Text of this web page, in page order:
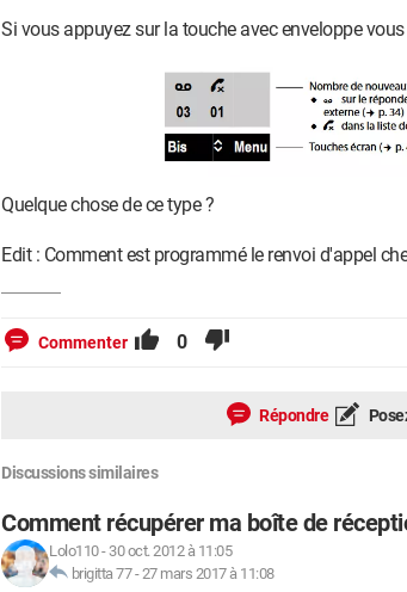
Si vous appuyez sur la touche avec enveloppe
Quelque chose de ce type ?
Edit : Comment est programmé le renvoi d'appel
Commenter 0
Répondre
Discussions similaires
Comment récupérer ma boîte de
Lolo110- 30 oct. 2012 à 11:05
brigitta 77-27 mars 2017 à 11:08